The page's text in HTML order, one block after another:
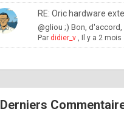
RE: Oric hardware
@gliou ;) Bon,
Par didier_v, Il y a 2 mois
Derniers